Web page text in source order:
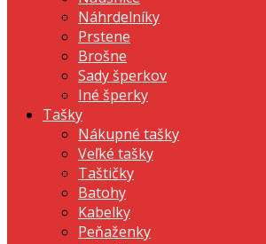
Náhrdelníky
Prstene
Brošne
Sady šperkov
Iné šperky
Tašky
Nákupné tašky
Veľké tašky
Taštičky
Batohy
Kabelky
Peňaženky